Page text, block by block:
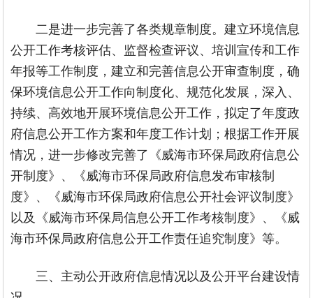
二是进一步完善了各类规章制度。建立环境信息
公开工作考核评估、监督检查评议、培训宣传和工作
年报等工作制度，建立和完善信息公开审查制度，确
保环境信息公开工作向制度化、规范化发展，深入、
持续、高效地开展环境信息公开工作，拟定了年度政
府信息公开工作方案和年度工作计划；根据工作开展
情况，进一步修改完善了《威海市环保局政府信息公
开制度》、《威海市环保局政府信息发布审核制
度》、《威海市环保局政府信息公开社会评议制度》
以及《威海市环保局信息公开工作考核制度》、《威
海市环保局政府信息公开工作责任追究制度》等。
三、主动公开政府信息情况以及公开平台建设情